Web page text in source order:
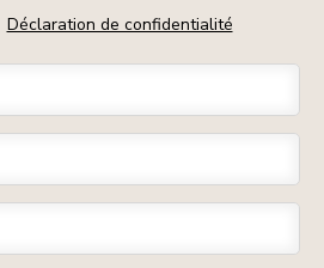
Déclaration de confidentialité